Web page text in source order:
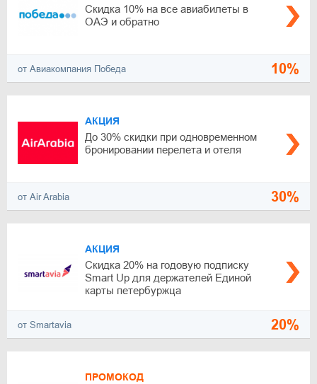
Скидка 10% на все авиабилеты в
ОАЭ и обратно
от Авиакомпания Победа 10%
АКЦИЯ
До 30% скидки при одновременном
бронировании перелета и отеля
от Air Arabia 30%
АКЦИЯ
Скидка 20% на годовую подписку
Smart Up для держателей Единой
карты петербуржца
от Smartavia 20%
ПРОМОКОД